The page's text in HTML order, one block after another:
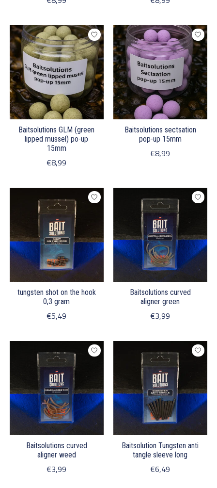
Baitsolutions GLM (green
lipped mussel) po-up
15mm
€8,99
Baitsolutions sectsation
pop-up 15mm
€8,99
tungsten shot on the hook
0,3 gram
€5,49
Baitsolutions curved
aligner green
€3,99
Baitsolutions curved
aligner weed
€3,99
Baitsolution Tungsten anti
tangle sleeve long
€6,49